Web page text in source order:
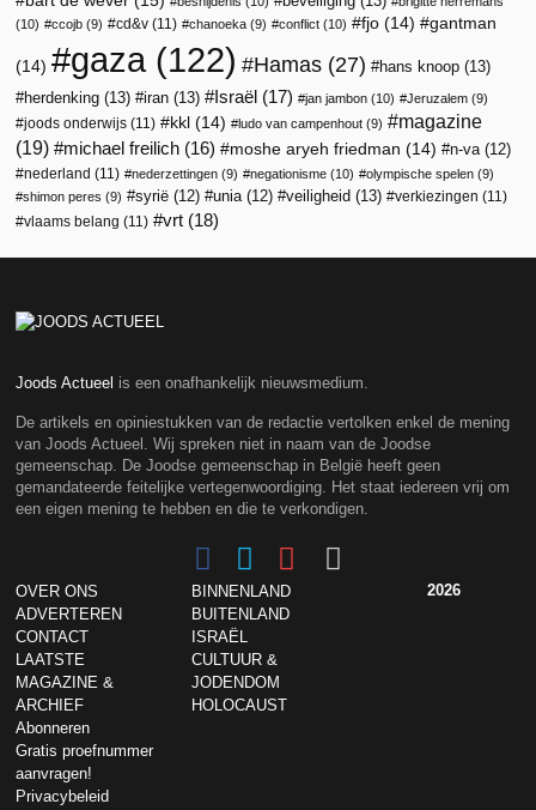
(10)
ccojb (9) cd&v (11) chanoeka (9) conflict (10) fjo (14) gantman
(14) gaza (122) Hamas (27) hans knoop (13)
herdenking (13) iran (13) Israël (17) jan jambon (10) Jeruzalem (9)
joods onderwijs (11) kkl (14) ludo van campenhout (9)
magazine
(19)
michael freilich (16) moshe aryeh friedman (14) n-va (12)
nederland (11) nederzettingen (9) negationisme (10) olympische spelen (9)
shimon peres (9) syrië (12) unia (12) veiligheid (13) verkiezingen (11)
vlaams belang (11) vrt (18)
Joods Actueel is een onafhankelijk nieuwsmedium.
De artikels en opiniestukken van de redactie vertolken enkel de mening
van Joods Actueel. Wij spreken niet in naam van de Joodse
gemeenschap. De Joodse gemeenschap in België heeft geen
gemandateerde feitelijke vertegenwoordiging. Het staat iedereen vrij om
een eigen mening te hebben en die te verkondigen.
OVER ONS
ADVERTEREN
CONTACT
LAATSTE
MAGAZINE &
ARCHIEF
Abonneren
Gratis proefnummer
aanvragen!
Privacybeleid
BINNENLAND
BUITENLAND
ISRAËL
CULTUUR &
JODENDOM
HOLOCAUST
2026